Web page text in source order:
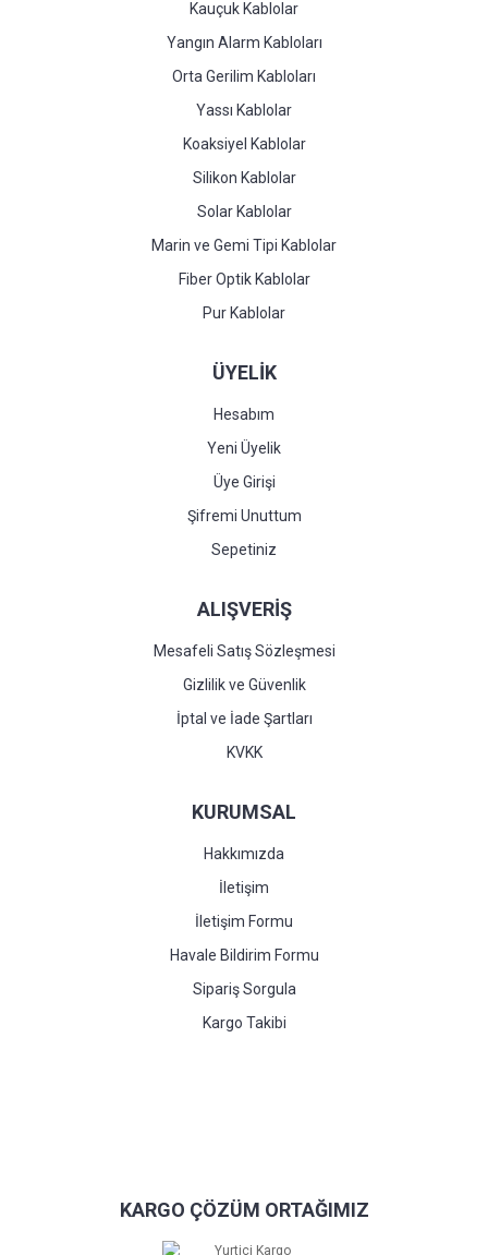
Kauçuk Kablolar
Yangın Alarm Kabloları
Orta Gerilim Kabloları
Yassı Kablolar
Koaksiyel Kablolar
Silikon Kablolar
Solar Kablolar
Marin ve Gemi Tipi Kablolar
Fiber Optik Kablolar
Pur Kablolar
ÜYELİK
Hesabım
Yeni Üyelik
Üye Girişi
Şifremi Unuttum
Sepetiniz
ALIŞVERİŞ
Mesafeli Satış Sözleşmesi
Gizlilik ve Güvenlik
İptal ve İade Şartları
KVKK
KURUMSAL
Hakkımızda
İletişim
İletişim Formu
Havale Bildirim Formu
Sipariş Sorgula
Kargo Takibi
KARGO ÇÖZÜM ORTAĞIMIZ